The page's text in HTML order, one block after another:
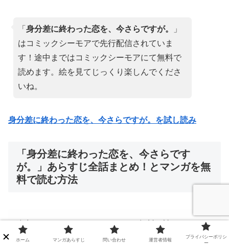
「 身分差に終わった恋を、今さらですが。
」
はコミックシーモアで先行配信されていま
す！途中まではコミックシーモアにて無料で
読めます。絵を見てじっくり楽しんでくださ
いね。
身分差に終わった恋を、今さらですが。を試し読み
「身分差に終わった恋を、今さらです
が。」あらすじ全話まとめ！とマンガを無
料で読む方法
途中まではコミックシーモアにて無料で読めます。
ホーム マンガあらすじ 問い合わせ 運営者情報
プライバシーポリシ
ー